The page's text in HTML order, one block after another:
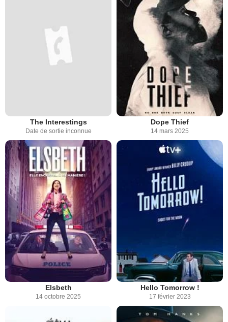
The Interestings
Date de sortie inconnue
Dope Thief
14 mars 2025
Elsbeth
14 octobre 2025
Hello Tomorrow !
17 février 2023